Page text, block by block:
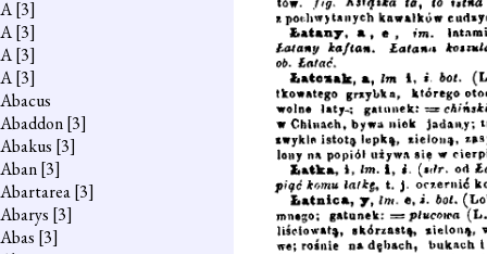
A[3]
A[3]
A[3]
A[3]
Abacus
Abaddon[3]
Abakus [3]
Aban[3]
Abartarea[3]
Abarys [3]
Abas [3]